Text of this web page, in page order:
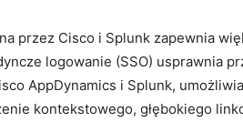
przez Cisco i Splunk zapewnia
logowanie (SSO) usprawnia
AppDynamics i Splunk,
kontekstowego, głębokiego